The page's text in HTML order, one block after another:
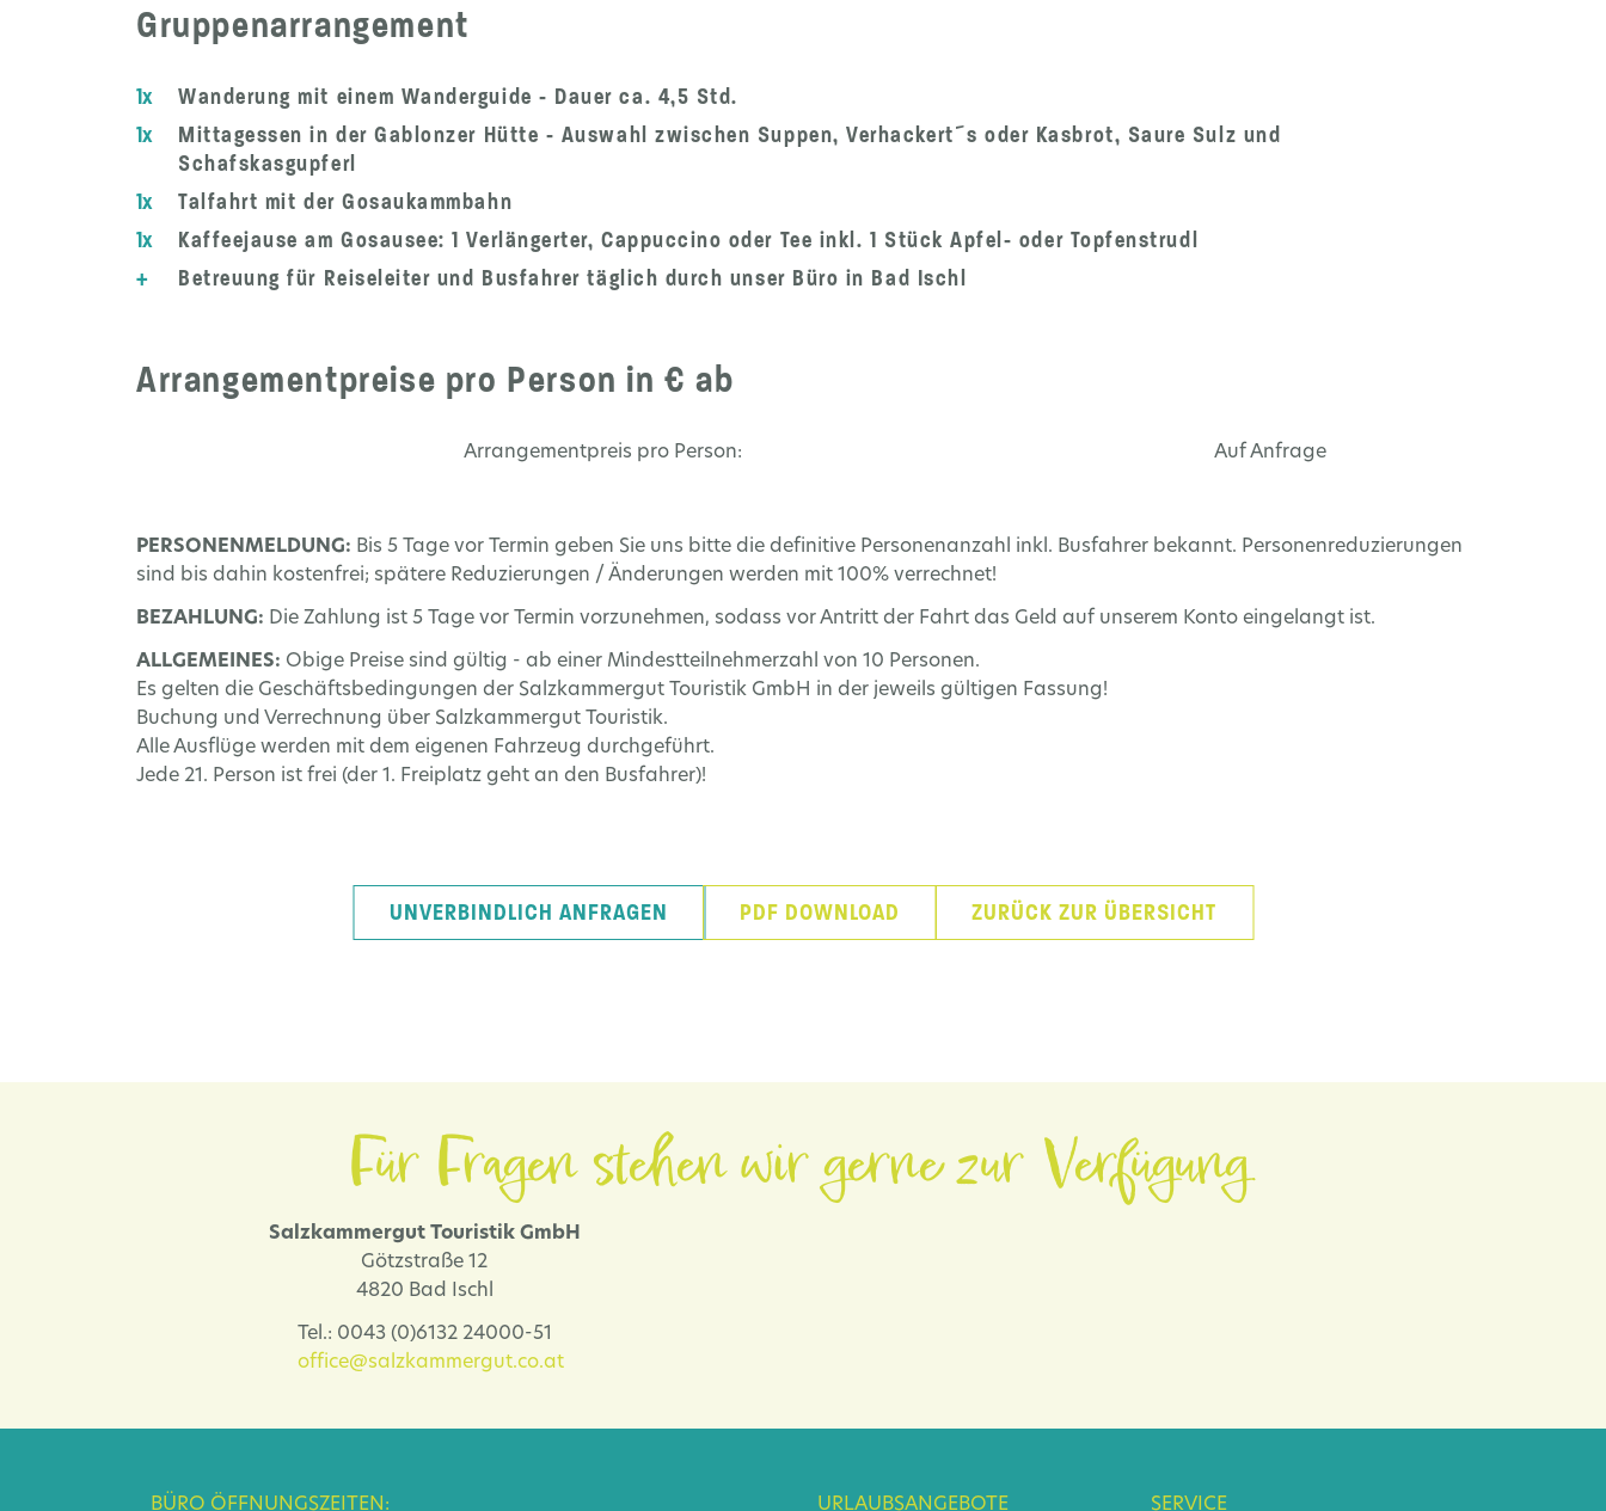
Gruppenarrangement
1x
Wanderung mit einem Wanderguide - Dauer ca. 4,5 Std.
1x
Mittagessen in der Gablonzer Hütte - Auswahl zwischen Suppen, Verhackert´s oder Kasbrot, Saure Sulz und
Schafskasgupferl
1x
Talfahrt mit der Gosaukammbahn
1x
Kaffeejause am Gosausee: 1 Verlängerter, Cappuccino oder Tee inkl. 1 Stück Apfel- oder Topfenstrudl
+
Betreuung für Reiseleiter und Busfahrer täglich durch unser Büro in Bad Ischl
Arrangementpreise pro Person in € ab
Arrangementpreis pro Person: Auf Anfrage
PERSONENMELDUNG: Bis 5 Tage vor Termin geben Sie uns bitte die definitive Personenanzahl inkl. Busfahrer bekannt. Personenreduzierungen
sind bis dahin kostenfrei; spätere Reduzierungen / Änderungen werden mit 100% verrechnet!
BEZAHLUNG: Die Zahlung ist 5 Tage vor Termin vorzunehmen, sodass vor Antritt der Fahrt das Geld auf unserem Konto eingelangt ist.
ALLGEMEINES: Obige Preise sind gültig - ab einer Mindestteilnehmerzahl von 10 Personen.
Es gelten die Geschäftsbedingungen der Salzkammergut Touristik GmbH in der jeweils gültigen Fassung!
Buchung und Verrechnung über Salzkammergut Touristik.
Alle Ausflüge werden mit dem eigenen Fahrzeug durchgeführt.
Jede 21. Person ist frei (der 1. Freiplatz geht an den Busfahrer)!
UNVERBINDLICH ANFRAGEN PDF DOWNLOAD ZURÜCK ZUR ÜBERSICHT
Für Fragen stehen wir gerne zur Verfügung.
Salzkammergut Touristik GmbH
Götzstraße 12
4820 Bad Ischl
Tel.: 0043 (0)6132 24000-51
office@salzkammergut.co.at
BÜRO ÖFFNUNGSZEITEN: URLAUBSANGEBOTE SERVICE